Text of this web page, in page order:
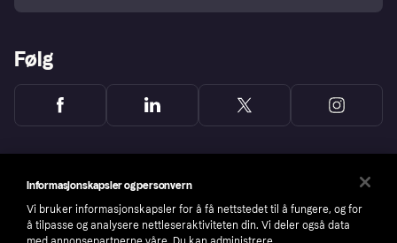
Følg
Informasjonskapsler og personvern
Vi bruker informasjonskapsler for å få nettstedet til å fungere, og for
å tilpasse og analysere nettleseraktiviteten din. Vi deler også data